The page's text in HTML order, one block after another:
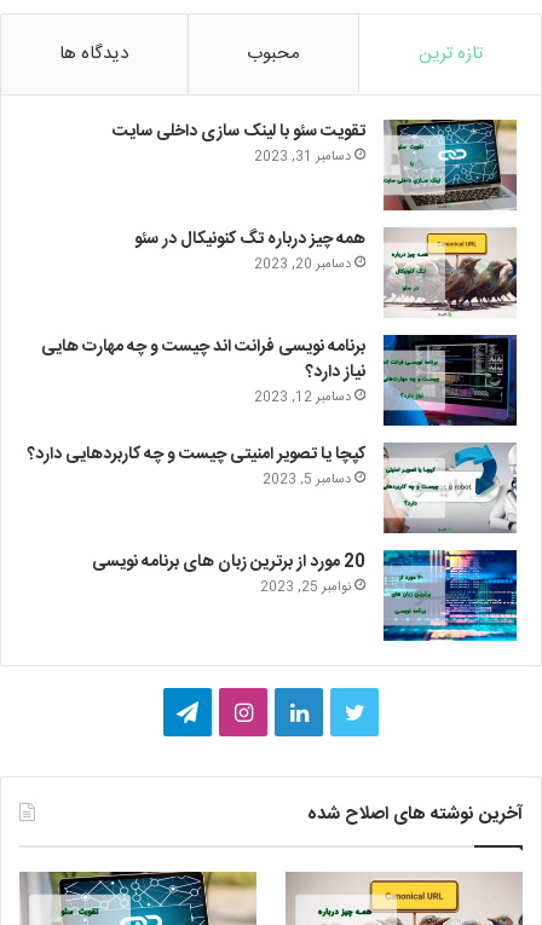
تازه ترین محبوب دیدگاه ها
تقویت سئو با لینک سازی داخلی سایت
دسامبر 31, 2023
همه چیز درباره تگ کنونیکال در سئو
دسامبر 20, 2023
برنامه نویسی فرانت اند چیست و چه مهارت هایی
نیاز دارد؟
دسامبر 12, 2023
کپچا یا تصویر امنیتی چیست و چه کاربردهایی دارد؟
دسامبر 5, 2023
20 مورد از برترین زبان های برنامه نویسی
نوامبر 25, 2023
ی
ی
ت
ک
س
ت
ر
ا
آخرین نوشته های اصلاح شده